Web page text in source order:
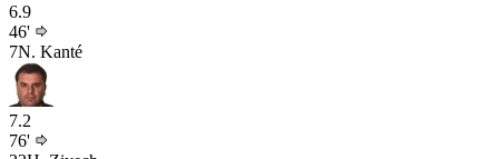
6.9
46'
7N. Kanté
7.2
76'